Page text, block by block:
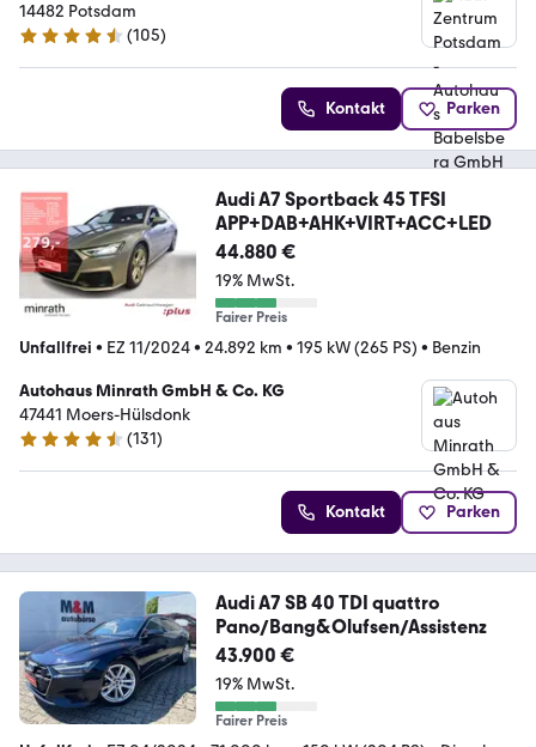
GmbH & Co KG
14482 Potsdam
4.4 Sterne
(105)
Kontakt Parken
Audi A7 Sportback 45 TFSI
APP+DAB+AHK+VIRT+ACC+LED
44.880 €
19% MwSt.
Fairer Preis
Unfallfrei • EZ 11/2024• 24.892 km • 195 kW (265 PS) • Benzin
Autohaus Minrath GmbH & Co. KG
47441 Moers-Hülsdonk
4.4 Sterne
(131)
Kontakt Parken
Audi A7 SB 40 TDI quattro
Pano/Bang&Olufsen/Assistenz
43.900 €
19% MwSt.
Fairer Preis